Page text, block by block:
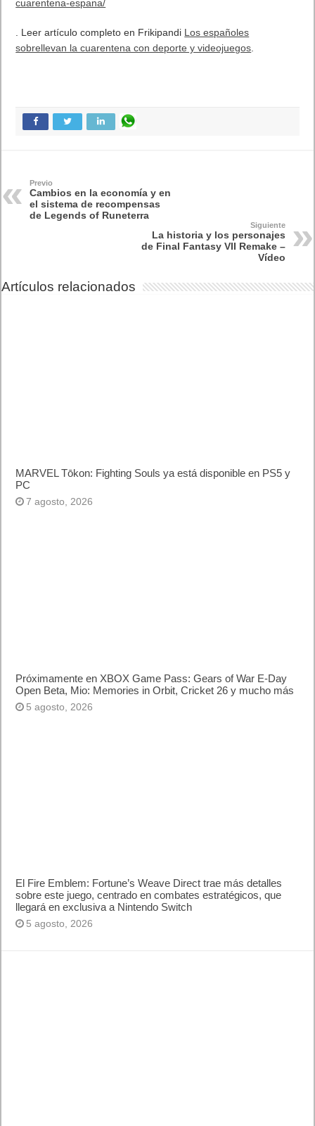
cuarentena-espana/
. Leer artículo completo en Frikipandi Los españoles
sobrellevan la cuarentena con deporte y videojuegos.
Previo
Cambios en la economía y en
el sistema de recompensas
de Legends of Runeterra
Siguiente
La historia y los personajes
de Final Fantasy VII Remake –
Vídeo
Artículos relacionados
MARVEL Tōkon: Fighting Souls ya está disponible en PS5 y
PC
7 agosto, 2026
Próximamente en XBOX Game Pass: Gears of War E-Day
Open Beta, Mio: Memories in Orbit, Cricket 26 y mucho más
5 agosto, 2026
El Fire Emblem: Fortune’s Weave Direct trae más detalles
sobre este juego, centrado en combates estratégicos, que
llegará en exclusiva a Nintendo Switch
5 agosto, 2026